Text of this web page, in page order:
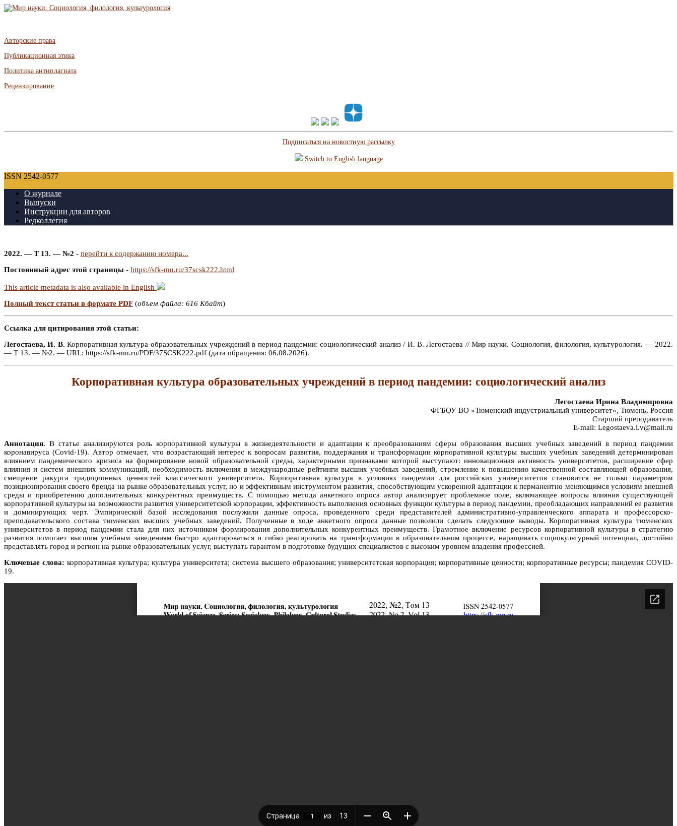
Авторские права
Публикационная этика
Политика антиплагиата
Рецензирование
Подписаться на новостную рассылку
Switch to English language
ISSN 2542-0577
О журнале
Выпуски
Инструкции для авторов
Редколлегия
2022. — Т 13. — №2 - перейти к содержанию номера...
Постоянный адрес этой страницы - https://sfk-mn.ru/37scsk222.html
This article metadata is also available in English
Полный текст статьи в формате PDF (объем файла: 616 Кбайт)
Ссылка для цитирования этой статьи:
Легостаева, И. В. Корпоративная культура образовательных учреждений в период пандемии: социологический анализ / И. В. Легостаева // Мир науки. Социология, филология, культурология. — 2022.
— Т 13. — №2. — URL: https://sfk-mn.ru/PDF/37SCSK222.pdf (дата обращения: 06.08.2026).
Корпоративная культура образовательных учреждений в период пандемии: социологический анализ
Легостаева Ирина Владимировна
ФГБОУ ВО «Тюменский индустриальный университет», Тюмень, Россия
Старший преподаватель
E-mail: Legostaeva.i.v@mail.ru
Аннотация. В статье анализируются роль корпоративной культуры в жизнедеятельности и адаптации к преобразованиям сферы образования высших учебных заведений в период пандемии
коронавируса (Covid-19). Автор отмечает, что возрастающий интерес к вопросам развития, поддержания и трансформации корпоративной культуры высших учебных заведений детерминирован
влиянием пандемического кризиса на формирование новой образовательной среды, характерными признаками которой выступают: инновационная активность университетов, расширение сфер
влияния и систем внешних коммуникаций, необходимость включения в международные рейтинги высших учебных заведений, стремление к повышению качественной составляющей образования,
смещение ракурса традиционных ценностей классического университета. Корпоративная культура в условиях пандемии для российских университетов становится не только параметром
позиционирования своего бренда на рынке образовательных услуг, но и эффективным инструментом развития, способствующим ускоренной адаптации к перманентно меняющимся условиям внешней
среды и приобретению дополнительных конкурентных преимуществ. С помощью метода анкетного опроса автор анализирует проблемное поле, включающее вопросы влияния существующей
корпоративной культуры на возможности развития университетской корпорации, эффективность выполнения основных функции культуры в период пандемии, преобладающих направлений ее развития
и доминирующих черт. Эмпирической базой исследования послужили данные опроса, проведенного среди представителей административно-управленческого аппарата и профессорско-
преподавательского состава тюменских высших учебных заведений. Полученные в ходе анкетного опроса данные позволили сделать следующие выводы. Корпоративная культура тюменских
университетов в период пандемии стала для них источником формирования дополнительных конкурентных преимуществ. Грамотное включение ресурсов корпоративной культуры в стратегию
развития помогает высшим учебным заведениям быстро адаптироваться и гибко реагировать на трансформации в образовательном процессе, наращивать социокультурный потенциал, достойно
представлять город и регион на рынке образовательных услуг, выступать гарантом в подготовке будущих специалистов с высоким уровнем владения профессией.
Ключевые слова: корпоративная культура; культура университета; система высшего образования; университетская корпорация; корпоративные ценности; корпоративные ресурсы; пандемия COVID-
19.